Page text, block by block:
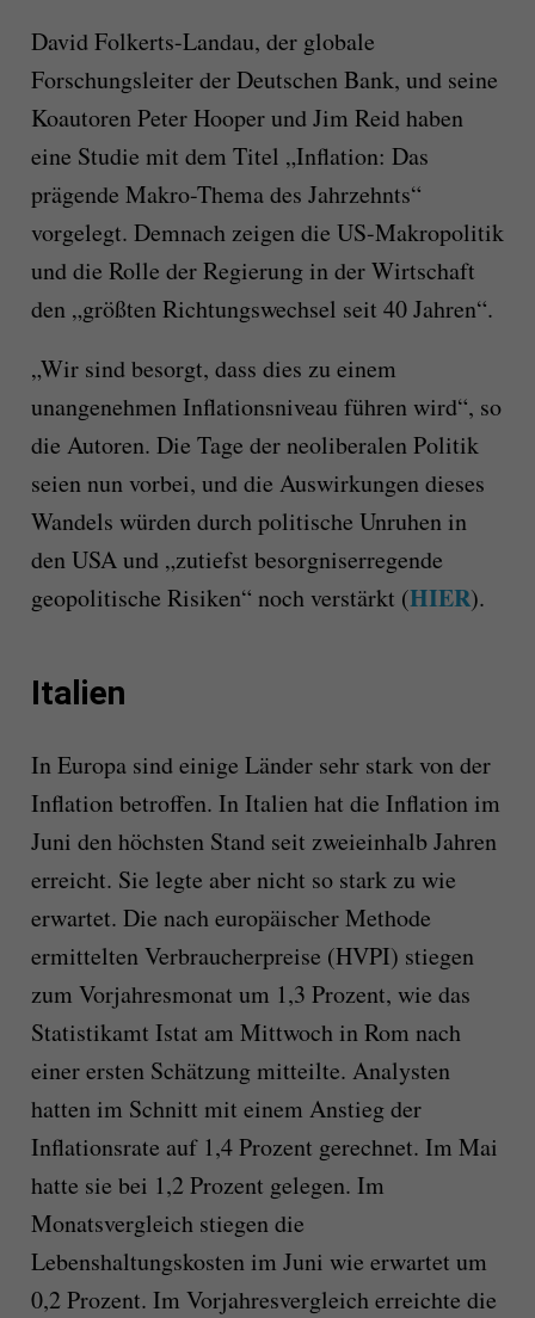
David Folkerts-Landau, der globale
Forschungsleiter der Deutschen Bank, und seine
Koautoren Peter Hooper und Jim Reid haben
eine Studie mit dem Titel „Inflation: Das
prägende Makro-Thema des Jahrzehnts“
vorgelegt. Demnach zeigen die US-Makropolitik
und die Rolle der Regierung in der Wirtschaft
den „größten Richtungswechsel seit 40 Jahren“.
„Wir sind besorgt, dass dies zu einem
unangenehmen Inflationsniveau führen wird“, so
die Autoren. Die Tage der neoliberalen Politik
seien nun vorbei, und die Auswirkungen dieses
Wandels würden durch politische Unruhen in
den USA und „zutiefst besorgniserregende
geopolitische Risiken“ noch verstärkt (HIER).
Italien
In Europa sind einige Länder sehr stark von der
Inflation betroffen. In Italien hat die Inflation im
Juni den höchsten Stand seit zweieinhalb Jahren
erreicht. Sie legte aber nicht so stark zu wie
erwartet. Die nach europäischer Methode
ermittelten Verbraucherpreise (HVPI) stiegen
zum Vorjahresmonat um 1,3 Prozent, wie das
Statistikamt Istat am Mittwoch in Rom nach
einer ersten Schätzung mitteilte. Analysten
hatten im Schnitt mit einem Anstieg der
Inflationsrate auf 1,4 Prozent gerechnet. Im Mai
hatte sie bei 1,2 Prozent gelegen. Im
Monatsvergleich stiegen die
Lebenshaltungskosten im Juni wie erwartet um
0,2 Prozent. Im Vorjahresvergleich erreichte die